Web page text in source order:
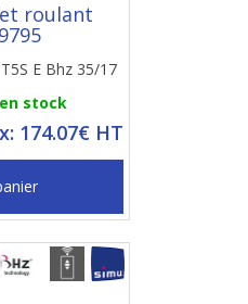
roulant
E Bhz 35/17
stock
174.07€ HT